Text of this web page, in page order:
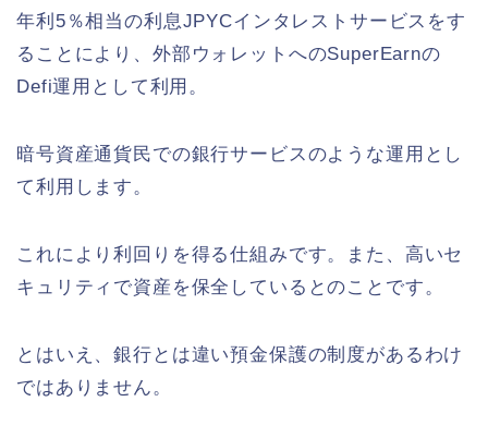
年利5％相当の利息JPYCインタレストサービスをす
ることにより、外部ウォレットへのSuperEarnの
Defi運用として利用。
暗号資産通貨民での銀行サービスのような運用とし
て利用します。
これにより利回りを得る仕組みです。また、高いセ
キュリティで資産を保全しているとのことです。
とはいえ、銀行とは違い預金保護の制度があるわけ
ではありません。